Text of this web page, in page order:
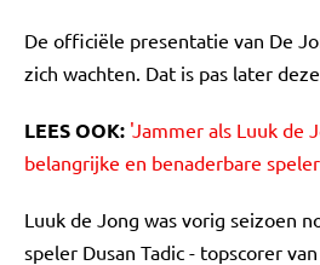
De officiële presentatie van De
zich wachten. Dat is pas later
LEES OOK: 'Jammer als Luuk de
belangrijke en benaderbare
Luuk de Jong was vorig seizoen
speler Dusan Tadic - topscorer